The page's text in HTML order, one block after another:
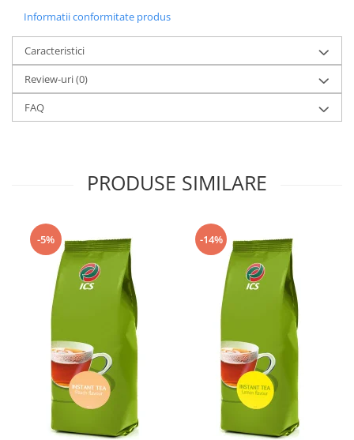
Informatii conformitate produs
Caracteristici
Review-uri(0)
FAQ
PRODUSE SIMILARE
-5% -14%